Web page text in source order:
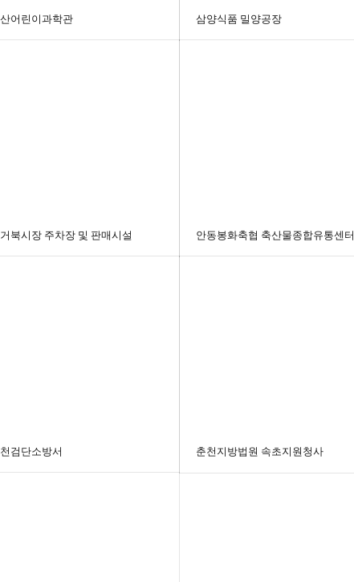
어린이과학관 삼양식품 밀양공장
북시장 주차장 및 판매시설 안동봉화축협 축산물종합유통센터
검단소방서 춘천지방법원 속초지원청사